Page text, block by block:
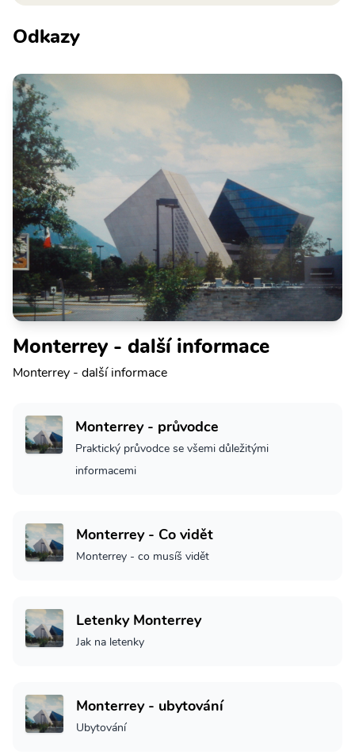
Odkazy
Monterrey - další informace
Monterrey - další informace
Monterrey - průvodce
Praktický průvodce se všemi důležitými
informacemi
Monterrey - Co vidět
Monterrey - co musíš vidět
Letenky Monterrey
Jak na letenky
Monterrey - ubytování
Ubytování